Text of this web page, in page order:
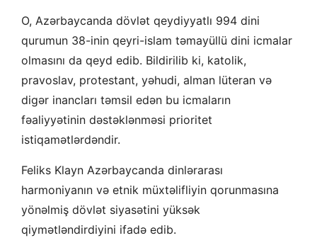
O, Azərbaycanda dövlət qeydiyyatlı 994 dini
qurumun 38-inin qeyri-islam təmayüllü dini icmalar
olmasını da qeyd edib. Bildirilib ki, katolik,
pravoslav, protestant, yəhudi, alman lüteran və
digər inancları təmsil edən bu icmaların
fəaliyyətinin dəstəklənməsi prioritet
istiqamətlərdəndir.
Feliks Klayn Azərbaycanda dinlərarası
harmoniyanın və etnik müxtəlifliyin qorunmasına
yönəlmiş dövlət siyasətini yüksək
qiymətləndirdiyini ifadə edib.